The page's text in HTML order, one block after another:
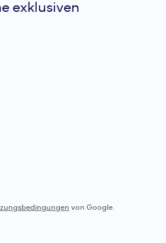
exklusiven
von Google.